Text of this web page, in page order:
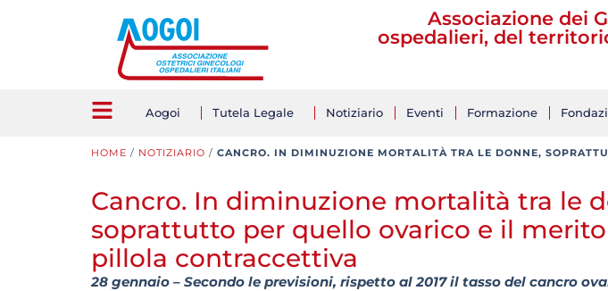
Associazione dei
ospedalieri, del
Aogoi Tutela Legale Notiziario Eventi Formazione
HOME / NOTIZIARIO / CANCRO. IN DIMINUZIONE MORTALITÀ TRA LE DONNE,
Cancro. In diminuzione mortalità tra le
soprattutto per quello ovarico e il
pillola contraccettiva
28 gennaio – Secondo le previsioni, rispetto al 2017 il tasso del cancro